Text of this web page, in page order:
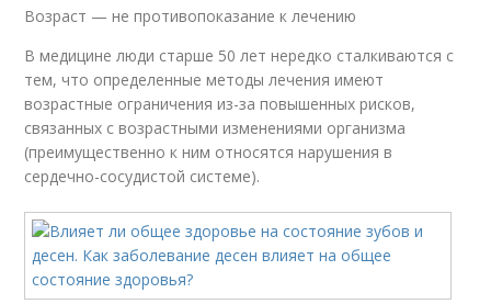
Возраст — не противопоказание к лечению
В медицине люди старше 50 лет нередко сталкиваются с
тем, что определенные методы лечения имеют
возрастные ограничения из-за повышенных рисков,
связанных с возрастными изменениями организма
(преимущественно к ним относятся нарушения в
сердечно-сосудистой системе).